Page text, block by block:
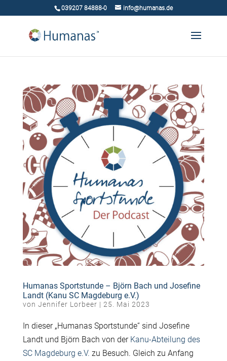
039207 84888-0 info@humanas.de
Humanas Sportstunde – Björn Bach und Josefine
Landt (Kanu SC Magdeburg e.V.)
von Jennifer Lorbeer | 25. Mai 2023
In dieser „Humanas Sportstunde“ sind Josefine
Landt und Björn Bach von der Kanu-Abteilung des
SC Magdeburg e.V. zu Besuch. Gleich zu Anfang